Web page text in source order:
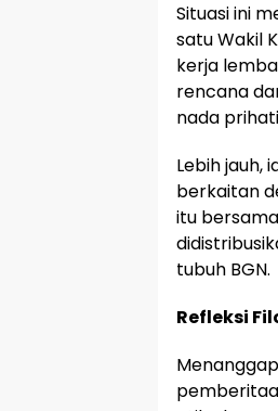
Situasi ini
satu Wakil
kerja
rencana
nada
Lebih jauh,
berkaitan
itu
tubuh BGN.
Refleksi